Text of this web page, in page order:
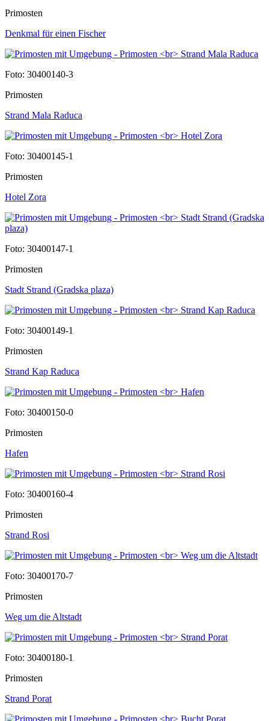
Primosten
Denkmal für einen Fischer
Foto: 30400140-3
Primosten
Strand Mala Raduca
Foto: 30400145-1
Primosten
Hotel Zora
Foto: 30400147-1
Primosten
Stadt Strand (Gradska plaza)
Foto: 30400149-1
Primosten
Strand Kap Raduca
Foto: 30400150-0
Primosten
Hafen
Foto: 30400160-4
Primosten
Strand Rosi
Foto: 30400170-7
Primosten
Weg um die Altstadt
Foto: 30400180-1
Primosten
Strand Porat